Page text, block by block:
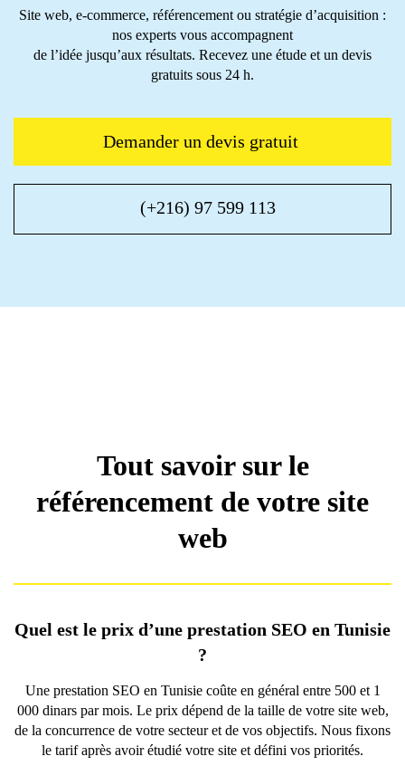
Site web, e-commerce, référencement ou stratégie d’acquisition :
nos experts vous accompagnent
de l’idée jusqu’aux résultats. Recevez une étude et un devis
gratuits sous 24 h.
Demander un devis gratuit
(+216) 97 599 113
Tout savoir sur le
référencement de votre site
web
Quel est le prix d’une prestation SEO en Tunisie
?
Une prestation SEO en Tunisie coûte en général entre 500 et 1
000 dinars par mois. Le prix dépend de la taille de votre site web,
de la concurrence de votre secteur et de vos objectifs. Nous fixons
le tarif après avoir étudié votre site et défini vos priorités.